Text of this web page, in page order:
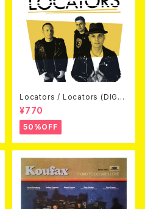
Locators / Locators (DIGPA
CK CD)
¥770
50%OFF